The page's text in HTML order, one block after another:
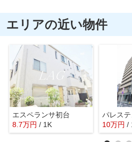
エリアの近い物件
エスペランサ初台
8.7万円 / 1K
10万円 /